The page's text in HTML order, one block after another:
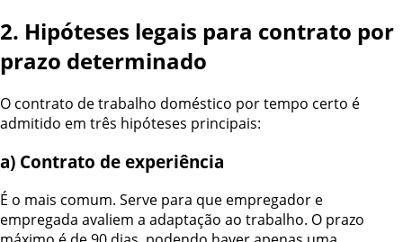
2. Hipóteses legais para contrato por
prazo determinado
O contrato de trabalho doméstico por tempo certo é
admitido em três hipóteses principais:
a) Contrato de experiência
É o mais comum. Serve para que empregador e
empregada avaliem a adaptação ao trabalho. O prazo